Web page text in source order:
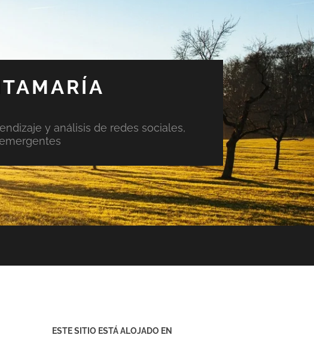
y análisis de redes sociales,
ESTE SITIO ESTÁ ALOJADO EN